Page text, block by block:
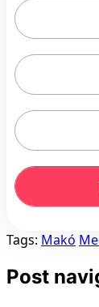
Tags: Makó
Post